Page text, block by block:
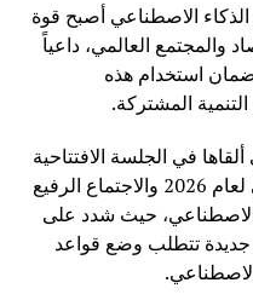
الاصطناعي أصبح قوة
والمجتمع العالمي، داعياً
استخدام هذه
المشتركة.
في الجلسة الافتتاحية
للمؤتمر العالمي للذكاء الاصطناعي لعام 2026 والاجتماع الرفيع
الاصطناعي، حيث شدد على
جديدة تتطلب وضع قواعد